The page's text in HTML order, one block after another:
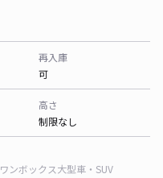
再入庫
可
高さ
制限なし
ワンボックス大型車・SUV